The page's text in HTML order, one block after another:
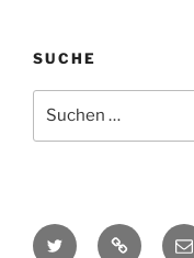
SUCHE
nach:
Twitter Mastodon
E-